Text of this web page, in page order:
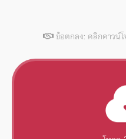
ข้อตกลง: คลิกดาว